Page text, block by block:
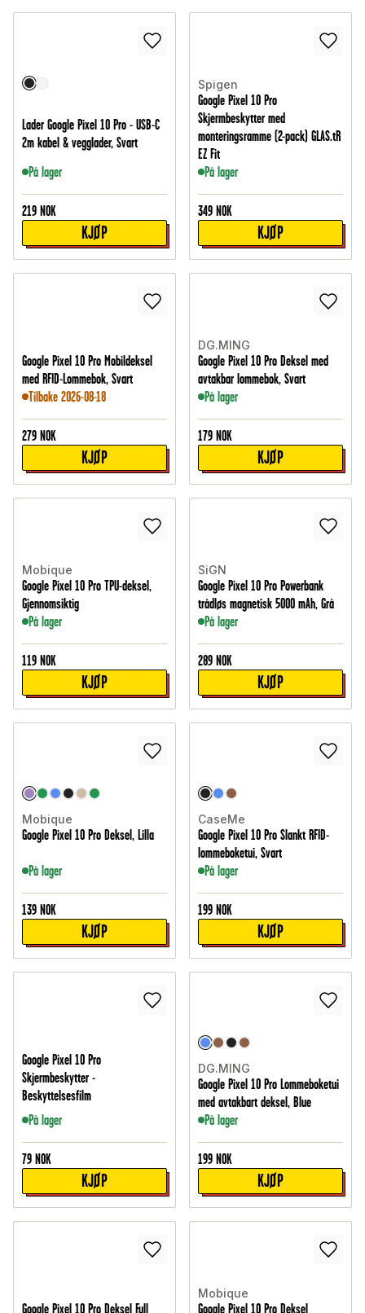
Lader Google Pixel 10 Pro - USB-C
2m kabel & vegglader, Svart
På lager
219 NOK
KJØP
Spigen
Google Pixel 10 Pro
Skjermbeskytter med
monteringsramme (2-pack) GLAS.tR
EZ Fit
På lager
349 NOK
KJØP
Google Pixel 10 Pro Mobildeksel
med RFID-Lommebok, Svart
Tilbake 2026-08-18
279 NOK
KJØP
DG.MING
Google Pixel 10 Pro Deksel med
avtakbar lommebok, Svart
På lager
179 NOK
KJØP
Mobique
Google Pixel 10 Pro TPU-deksel,
Gjennomsiktig
På lager
119 NOK
KJØP
SiGN
Google Pixel 10 Pro Powerbank
trådløs magnetisk 5000 mAh, Grå
På lager
289 NOK
KJØP
Mobique
Google Pixel 10 Pro Deksel, Lilla
På lager
139 NOK
KJØP
CaseMe
Google Pixel 10 Pro Slankt RFID-
lommeboketui, Svart
På lager
199 NOK
KJØP
Google Pixel 10 Pro
Skjermbeskytter -
Beskyttelsesfilm
På lager
79 NOK
KJØP
DG.MING
Google Pixel 10 Pro Lommeboketui
med avtakbart deksel, Blue
På lager
199 NOK
KJØP
Google Pixel 10 Pro Deksel Full
Mobique
Google Pixel 10 Pro Deksel